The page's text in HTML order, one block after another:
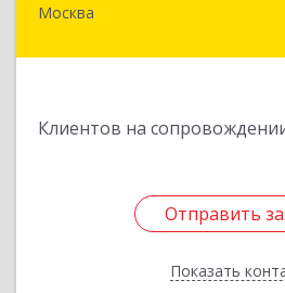
Москва
Клиентов на
Отправить
Показать
111020, Москва г,
Отправить
Назад